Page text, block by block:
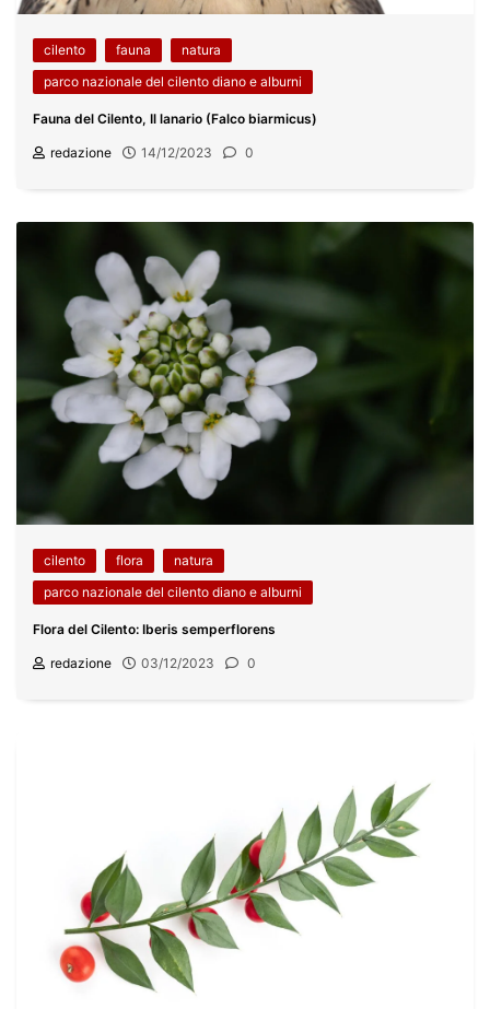
cilento fauna
natura
parco nazionale del cilento diano e alburni
Fauna del Cilento, Il lanario (Falco biarmicus)
redazione 14/12/2023 0
cilento flora
natura
parco nazionale del cilento diano e alburni
Flora del Cilento: Iberis semperflorens
redazione 03/12/2023 0